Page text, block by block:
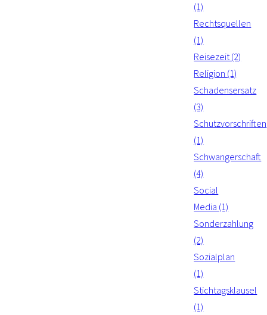
(1)
Rechtsquellen
(1)
Reisezeit (2)
Religion (1)
Schadensersatz
(3)
Schutzvorschriften
(1)
Schwangerschaft
(4)
Social
Media (1)
Sonderzahlung
(2)
Sozialplan
(1)
Stichtagsklausel
(1)